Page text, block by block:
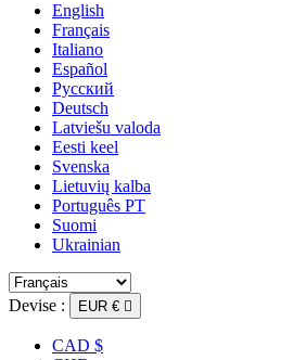
English
Français
Italiano
Español
Русский
Deutsch
Latviešu valoda
Eesti keel
Svenska
Lietuvių kalba
Português PT
Suomi
Ukrainian
Devise : EUR € 
CAD $